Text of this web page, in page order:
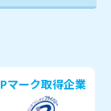
Pマーク取得企業